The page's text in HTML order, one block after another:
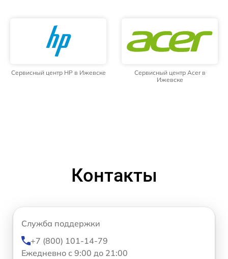
Сервисный центр HP в Ижевске
Сервисный центр Acer в
Ижевске
Контакты
Служба поддержки
+7 (800) 101-14-79
Ежедневно с 9:00 до 21:00